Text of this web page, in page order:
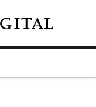
principal